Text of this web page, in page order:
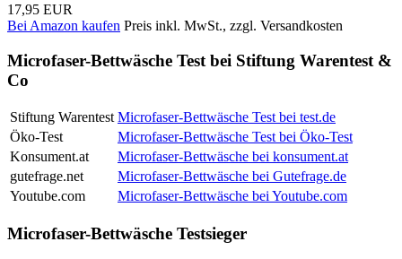
17,95 EUR
Bei Amazon kaufen Preis inkl. MwSt., zzgl. Versandkosten
Microfaser-Bettwäsche Test bei Stiftung Warentest &
Co
Stiftung Warentest Microfaser-Bettwäsche Test bei test.de
Öko-Test
Microfaser-Bettwäsche Test bei Öko-Test
Konsument.at
Microfaser-Bettwäsche bei konsument.at
gutefrage.net
Microfaser-Bettwäsche bei Gutefrage.de
Youtube.com
Microfaser-Bettwäsche bei Youtube.com
Microfaser-Bettwäsche Testsieger